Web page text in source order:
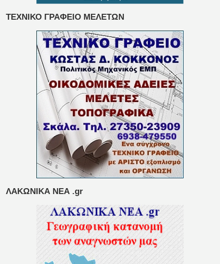
ΤΕΧΝΙΚΟ ΓΡΑΦΕΙΟ ΜΕΛΕΤΩΝ
ΛΑΚΩΝΙΚΑ ΝΕΑ .gr